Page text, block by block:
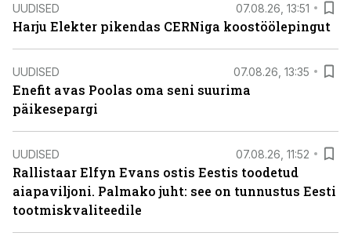
UUDISED 07.08.26, 13:51
Harju Elekter pikendas CERNiga koostöölepingut
UUDISED 07.08.26, 13:35
Enefit avas Poolas oma seni suurima
päikesepargi
UUDISED 07.08.26, 11:52
Rallistaar Elfyn Evans ostis Eestis toodetud
aiapaviljoni. Palmako juht: see on tunnustus Eesti
tootmiskvaliteedile